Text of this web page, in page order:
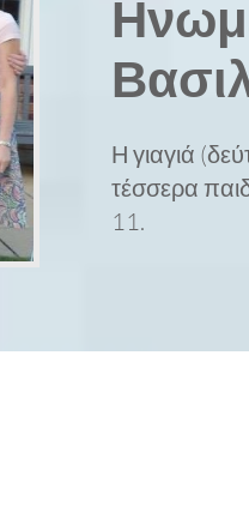
Η γιαγιά
τέσσερα
11.